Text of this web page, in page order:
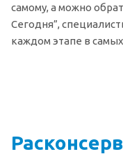
самому, а можно
Сегодня”,
каждом этапе в